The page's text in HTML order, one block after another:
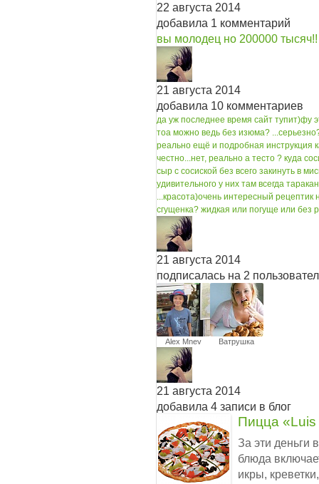
22 августа 2014
добавила 1 комментарий
вы молодец но 200000 тысяч!!
21 августа 2014
добавила 10 комментариев
да уж последнее время сайт тупит)фу
тоа можно ведь без изюма? ...
реально ещё и подробная инструкция
честно...нет, реально а тесто ? куда
сыр с сосиской без всего закинуть в
удивительного у них там всегда
...красота)очень интересный рецептик
сгущенка? жидкая или погуще или без
21 августа 2014
подписалась на 2
Alex Mnev Ватрушка
21 августа 2014
добавила 4 записи в блог
Пицца «Luis
За эти деньги
блюда
икры,